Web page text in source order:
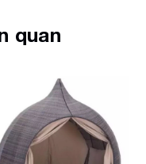
quan